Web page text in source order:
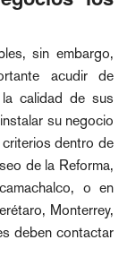
sin embargo,
acudir de
calidad de sus
su negocio
dentro de
de la Reforma,
o en
Monterrey,
deben contactar